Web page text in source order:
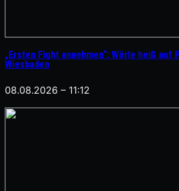
„Ersten Fight annehmen“: Wörle heiß
Wiesbaden
08.08.2026 – 11:12